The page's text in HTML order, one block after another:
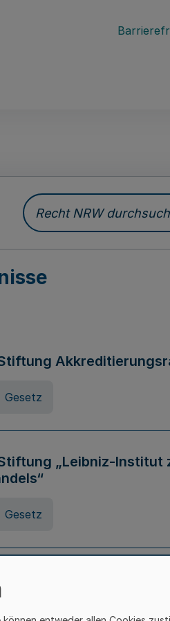
Recht NRW durchsuchen
Gesetz
„Leibniz-Institut
Gesetz
des
- KunstHG)